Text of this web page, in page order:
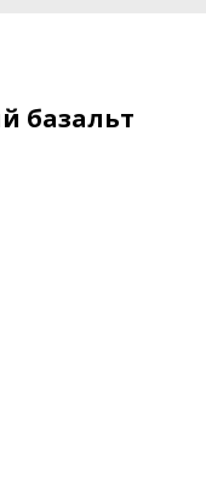
базальт